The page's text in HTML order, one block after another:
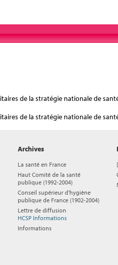
de la stratégie nationale de
de la stratégie nationale de
Archives
La santé en France
Haut Comité de la santé
publique (1992-2004)
Conseil supérieur d'hygiène
publique de France (1902-2004)
Lettre de diffusion
HCSP Informations
Informations
[